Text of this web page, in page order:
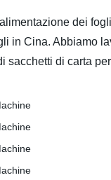
dei
Cina. Abbiamo
di carta